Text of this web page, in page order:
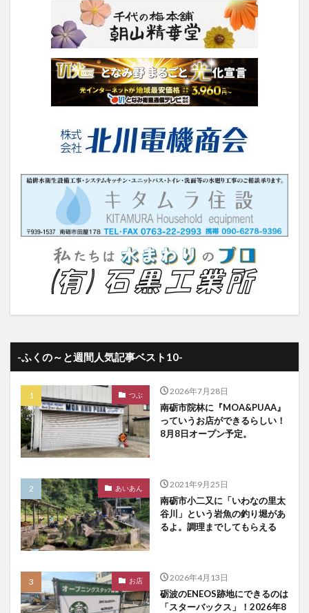
-ふくの～と週間人気記事ベスト10-
つぶ 2026年7月28日
南砺市院林に『MOA&PUAA』
っていうお店ができるらしい！
8月8日オープン予定。
あいあん 2021年9月25日
南砺市小二又に「いわなの里太
谷川」という岩魚の釣り堀があ
るよ。調理までしてもらえる
お店 2026年4月13日
砺波のENEOS跡地にできるのは
「スターバックス」！2026年8